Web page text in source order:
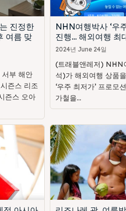
진정한
여름 맞
부 해안
즌스 리조
즌스 오아
NHN여행박사 ‘우
진행… 해외여행 최
2024년 June 24일
(트래블앤레저) NHN
석)가 해외여행 상품
‘우주 최저가’ 프로모
가철을...